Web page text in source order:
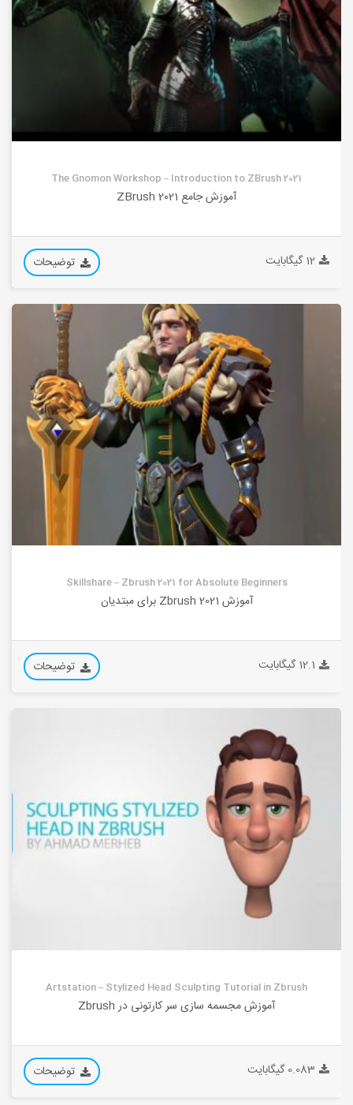
The Gnomon Workshop – Introduction to ZBrush 2021
آموزش جامع ZBrush 2021
12 گیگابایت توضیحات
Skillshare – Zbrush 2021 for Absolute Beginners
آموزش Zbrush 2021 برای مبتدیان
12.1 گیگابایت توضیحات
Artstation – Stylized Head Sculpting Tutorial in Zbrush
آموزش مجسمه سازی سر کارتونی در Zbrush
0.083 گیگابایت توضیحات